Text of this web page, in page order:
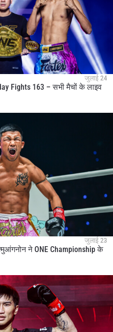
जुलाई 24
Fights 163 – सभी मैचों के लाइव
जुलाई 23
ने ONE Championship के